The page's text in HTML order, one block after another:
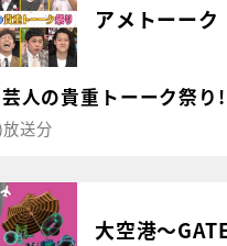
アメトーーク
人の貴重トーーク祭り
送分
大空港～